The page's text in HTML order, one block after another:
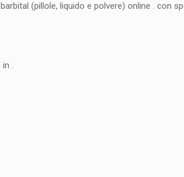
(pillole, liquido e polvere) online . con
.